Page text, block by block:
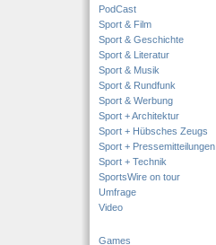
PodCast
Sport & Film
Sport & Geschichte
Sport & Literatur
Sport & Musik
Sport & Rundfunk
Sport & Werbung
Sport + Architektur
Sport + Hübsches Zeugs
Sport + Pressemitteilungen
Sport + Technik
SportsWire on tour
Umfrage
Video
Games